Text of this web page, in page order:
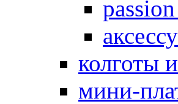
колготы
мини-